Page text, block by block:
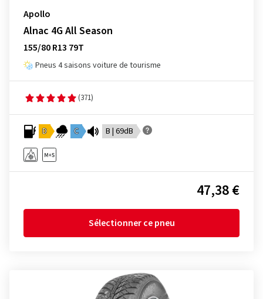
Apollo
Alnac 4G All Season
155/80 R13 79T
Pneus 4 saisons voiture de tourisme
(371)
D C B | 69dB
47,38 €
Sélectionner ce pneu